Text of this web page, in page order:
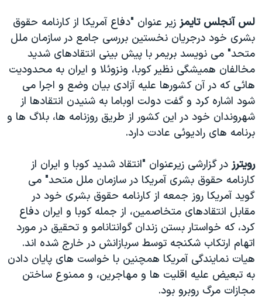
لس آنجلس تايمز زير عنوان "دفاع آمريکا از کارنامه حقوق
بشری خود درجريان نخستين بررسی جامع در سازمان ملل
متحد" می نويسد بريمر با پيش بينی انتقادهای شديد
مخالفان هميشگی نظير کوبا، ونزوئلا و ايران به محدوديت
هائی که در آن کشورها عليه آزادی بيان وضع و اجرا می
شود اشاره کرد و گفت دولت اوباما به شنيدن انتقادها از
شهروندان خود در اين کشور از طريق روزنامه ها، بلاگ ها و
برنامه های راديوئی عادت دارد.
رويترز در گزارشی زيرعنوان "انتقاد شديد کوبا و ايران از
کارنامه حقوق بشری آمريکا در سازمان ملل متحد" می
گويد آمريکا روز جمعه از کارنامه حقوق بشری خود در
مقابل انتقادهای متخاصمين، از جمله کوبا و ايران دفاع
کرد، که خواستار بستن زندان گوانتانامو و تحقيق در مورد
اتهام ارتکاب شکنجه توسط سربازانش در خارج شده اند.
هيات نمايندگی آمريکا همچنين با خواست های پايان دادن
به تبعيض عليه اقليت ها و مهاجرين، و ممنوع ساختن
مجازات مرگ روبرو بود.